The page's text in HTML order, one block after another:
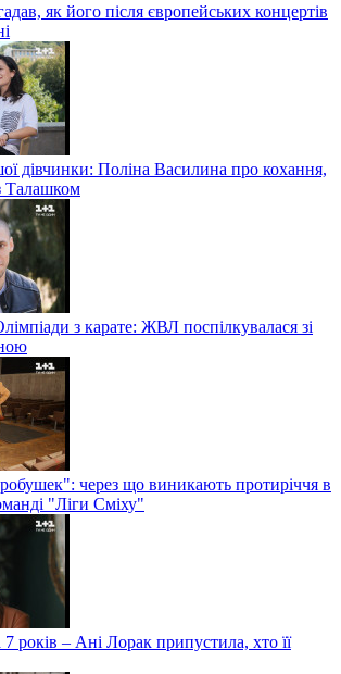
як його після європейських концертів
дівчинки: Поліна Василина про кохання,
Талашком
з карате: ЖВЛ поспілкувалася зі
через що виникають протиріччя в
"Ліги Сміху"
років – Ані Лорак припустила, хто її